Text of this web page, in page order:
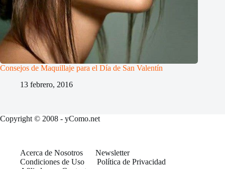
Consejos de Maquillaje para el Día de San Valentín
13 febrero, 2016
Copyright © 2008 - yComo.net
Acerca de Nosotros
Newsletter
Condiciones de Uso
Política de Privacidad